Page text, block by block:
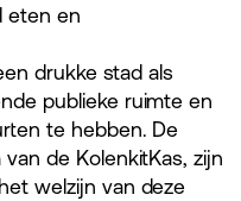
eten en
drukke stad als
publieke ruimte en
te hebben. De
de KolenkitKas, zijn
welzijn van deze